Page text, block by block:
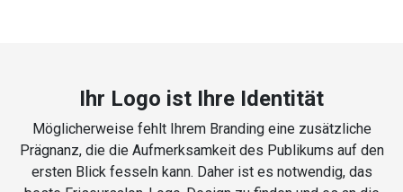
Ihr Logo ist Ihre Identität
Möglicherweise fehlt Ihrem Branding eine zusätzliche
Prägnanz, die die Aufmerksamkeit des Publikums auf den
ersten Blick fesseln kann. Daher ist es notwendig, das